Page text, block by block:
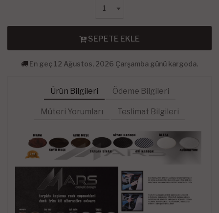
SEPETE EKLE
En geç 12 Ağustos, 2026 Çarşamba günü kargoda.
Ürün Bilgileri Ödeme Bilgileri
Müteri Yorumları Teslimat Bilgileri